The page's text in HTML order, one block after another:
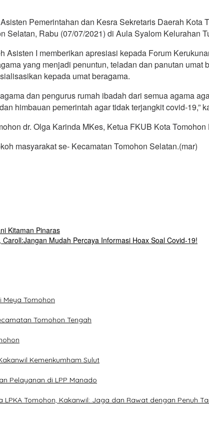
Pemerintahan dan Kesra Sekretaris Daerah
Selatan, Rabu (07/07/2021) di Aula Syalom Kelurahan
Asisten I memberikan apresiasi kepada Forum
yang menjadi penuntun, teladan dan panutan
kepada umat beragama.
dan pengurus rumah ibadah dari semua agama
himbauan pemerintah agar tidak terjangkit covid-19,”
dr. Olga Karinda MKes, Ketua FKUB Kota
masyarakat se- Kecamatan Tomohon Selatan.(mar)
Kitaman Pinaras
Mudah Percaya Informasi Hoax Soal Covid-19!
Meya Tomohon
Tomohon Tengah
Kemenkumham Sulut
Pelayanan di LPP Manado
Tomohon, Kakanwil: Jaga dan Rawat dengan Penuh